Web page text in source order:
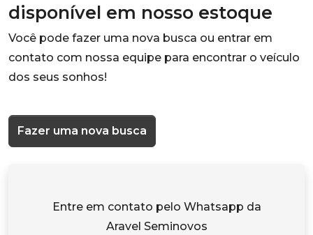
disponível em nosso estoque
Você pode fazer uma nova busca ou entrar em
contato com nossa equipe para encontrar o veículo
dos seus sonhos!
Fazer uma nova busca
Entre em contato pelo Whatsapp da
Aravel Seminovos